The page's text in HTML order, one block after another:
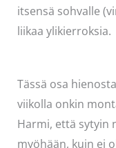
itsensä sohvalle
liikaa ylikierroksia.
Tässä osa
viikolla onkin
Harmi, että sytyin
myöhään, kuin ei